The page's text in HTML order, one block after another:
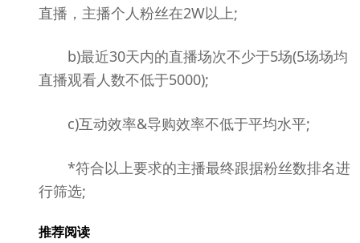
直播，主播个人粉丝在2W以上;
b)最近30天内的直播场次不少于5场(5场场均
直播观看人数不低于5000);
c)互动效率&导购效率不低于平均水平;
*符合以上要求的主播最终跟据粉丝数排名进
行筛选;
推荐阅读